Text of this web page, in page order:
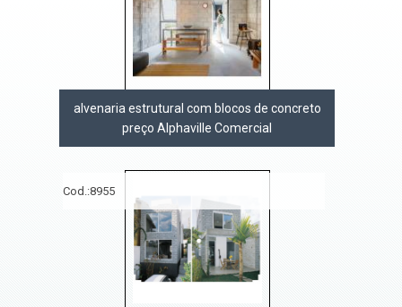
alvenaria estrutural com blocos de concreto
preço Alphaville Comercial
Cod.:8955